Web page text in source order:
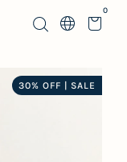
0
30% OFF | SALE